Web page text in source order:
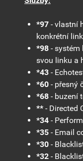
*97 - vlastní
konkrétní
*98 - systém
svou linku a
*43 -
*60 - přesný
*68 - buzení
** - Directed
*34 -
*35 - Email
*30 -
*32 -